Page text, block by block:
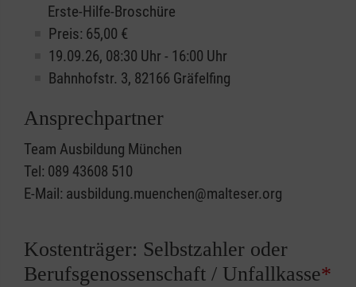
Erste-Hilfe-Broschüre
Preis: 65,00 €
19.09.26, 08:30 Uhr - 16:00 Uhr
Bahnhofstr. 3, 82166 Gräfelfing
Ansprechpartner
Team Ausbildung München
Tel: 089 43608 510
E-Mail: ausbildung.muenchen@malteser.org
Kostenträger: Selbstzahler oder
Berufsgenossenschaft / Unfallkasse*